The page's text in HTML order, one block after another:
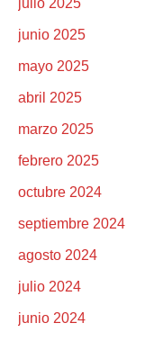
julio 2025
junio 2025
mayo 2025
abril 2025
marzo 2025
febrero 2025
octubre 2024
septiembre 2024
agosto 2024
julio 2024
junio 2024